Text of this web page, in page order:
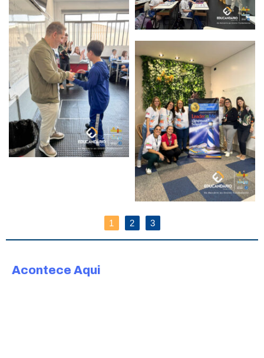
1 2 3
Acontece Aqui